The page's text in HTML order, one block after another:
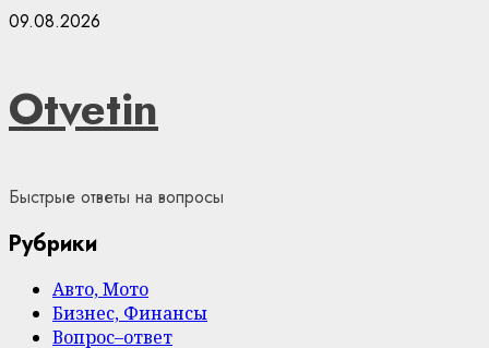
Skip
09.08.2026
Otvetin
Быстрые ответы на вопросы
Рубрики
Авто, Мото
Бизнес, Финансы
Вопрос–ответ